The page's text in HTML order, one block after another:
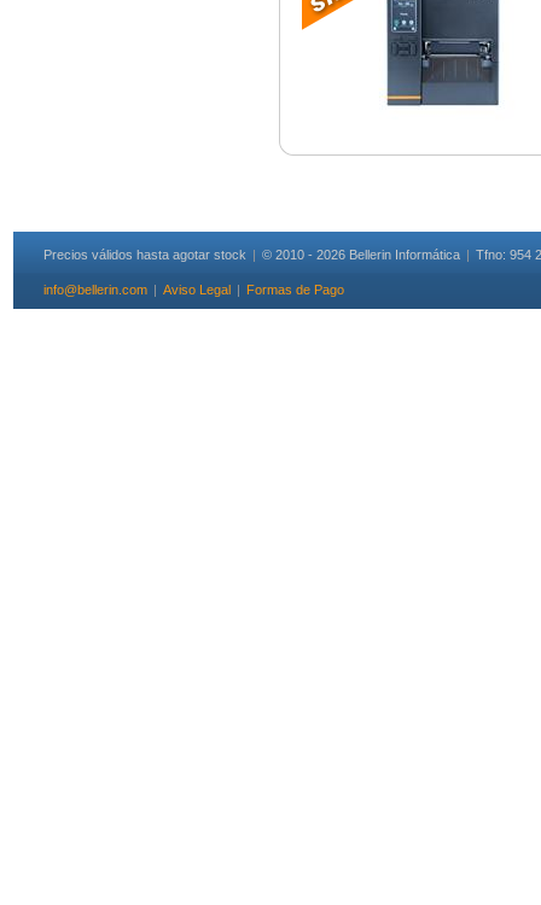
Precios válidos hasta agotar stock | © 2010 - 2026 Bellerin Informática | Tfno: 954
info@bellerin.com | Aviso Legal | Formas de Pago